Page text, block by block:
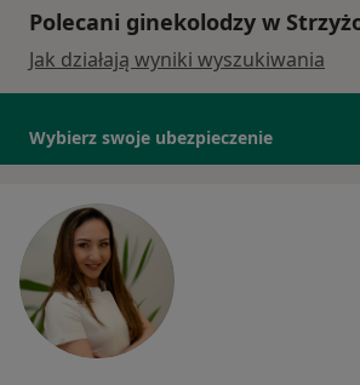
Polecani ginekolodzy w
Jak działają wyniki wyszukiwania
Wybierz swoje ubezpieczenie